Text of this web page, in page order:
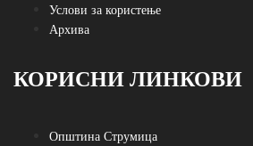
Услови за користење
Архива
КОРИСНИ ЛИНКОВИ
Општина Струмица